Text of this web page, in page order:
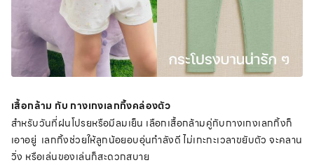
เสื้อกล้าม กับ กางเกงเลกกิ้งคล่องตัว
สำหรับวันที่ฝนโปรยหรือมีลมเย็น เลือกเสื้อกล้ามคู่กับกางเกงเลกกิ้งก็
เอาอยู่ เลกกิ้งช่วยให้ลูกน้อยอบอุ่นกำลังดี ไม่เกะกะเวลาขยับตัว จะคลาน
วิ่ง หรือเล่นของเล่นก็สะดวกสบาย